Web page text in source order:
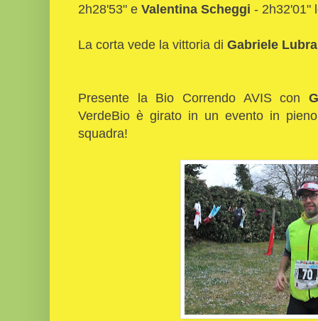
2h28'53" e Valentina Scheggi - 2h32'01"
La corta vede la vittoria di Gabriele
Presente la Bio Correndo AVIS con
VerdeBio è girato in un evento in
squadra!